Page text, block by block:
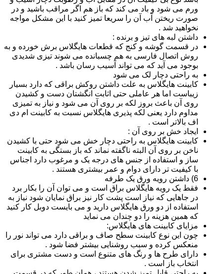
ورم می شود و باد می کند که باز هم اگر مراقب باشید و در
صورت ریختن آب آن را سریعا تمیز کنید با این مشکل مواجه
نخواهید شد .
داشتن لبه های تیز و برنده :
در قسمت گوشه و کنج که قطعات هایگلاس برش خورده و به
روش اتصال فارسی به هم چسبانده می شوند تیزی شدیدی
بوجود می آید که می تواند آسیب رسان باشد .
به راحتی دچار لک می شود
کابینت هایگلاس به علت داشتن روکش براقی که دارد بسیار
زیباست اما هر عاملی حتی اثابت انگشتان دست و کشیدن
روی آن باعث بروز لکه بر روی آن می شود و نیاز به تمیزی
مداوم دارد یعنی لکه پذیری هایگلاس نسبت به کابینت ام دی
اف بالاتر است .
ایجاد خش بر روی آن :
کابینت هایگلاس به راحتی دچار خش می شود حتی با کشیدن
ناخن بر روی آن البته ناگفته نماند که باز بستگی به کابینت
ساز و استفاده از جنس های درجه یک و مرغوب دارد اجناس
با کیفیت تر دارای دوام و عمر بیشتری هستند .
6) داشتن رویه ورق یک طرفه
فقط یک رویه هایگلاس براق است و می توان آن را بکار برد
در جاهایی که نیاز است پشت کار نیز براق نمایان شود نیاز به
استفاده از دو ورق هایگلاس دارید و می بایست دوبل کار کنید
که همین هزینه را دو چندان می نماید
مزایای کابینت های هایگلاس:
چون این نوع کابینت سطح صاف و براقی دارد می تواند نور را
منعکس کرده و سبب روشنایی بیشتر فضا شود .
دارای طرح ها و رنگ های متنوع است و دست مشتری برای
انتخاب باز است .